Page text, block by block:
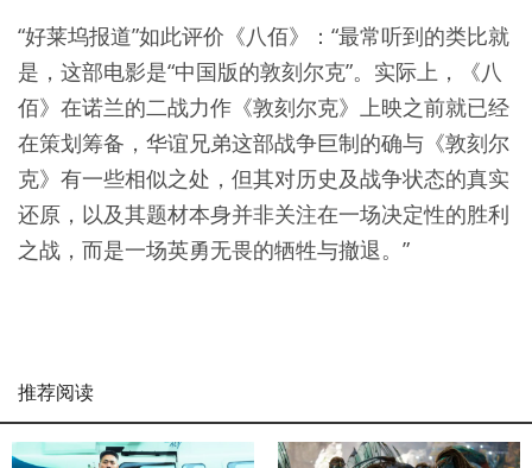
“好莱坞报道”如此评价《八佰》：“最常听到的类比就
是，这部电影是“中国版的敦刻尔克”。实际上，《八
佰》在诺兰的二战力作《敦刻尔克》上映之前就已经
在策划筹备，华谊兄弟这部战争巨制的确与《敦刻尔
克》有一些相似之处，但其对历史及战争状态的真实
还原，以及其题材本身并非关注在一场决定性的胜利
之战，而是一场英勇无畏的牺牲与撤退。”
推荐阅读